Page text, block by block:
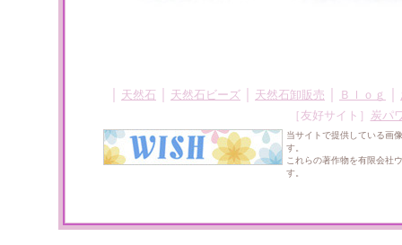
天然石 天然石ビーズ 天然石卸販売 Ｂｌｏｇ
［友好サイト］ 炭パ
当サイトで提供している画
す。
これらの著作物を有限会社
す。